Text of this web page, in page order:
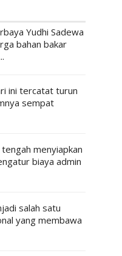
Yudhi Sadewa
bahan bakar
ini tercatat turun
sempat
menyiapkan
biaya admin
salah satu
yang membawa